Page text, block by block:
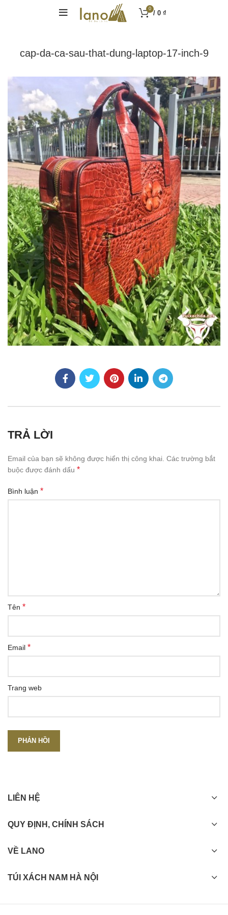
0
/ 0 ₫
cap-da-ca-sau-that-dung-laptop-17-inch-9
TRẢ LỜI
Email của bạn sẽ không được hiển thị công khai. Các trường bắt
buộc được đánh dấu *
Bình luận *
Tên *
Email *
Trang web
LIÊN HỆ
QUY ĐỊNH, CHÍNH SÁCH
VỀ LANO
TÚI XÁCH NAM HÀ NỘI